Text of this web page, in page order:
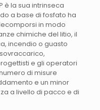
è la sua intrinseca
a base di fosfato ha
in modo
chimiche del litio, il
incendio o guasto
e gli operatori
di misure
e un minor
a livello di pacco e di